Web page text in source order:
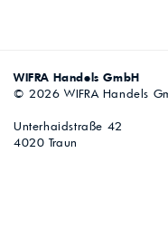
WIFRA Handels GmbH
© 2026 WIFRA Handels
Unterhaidstraße 42
4020 Traun